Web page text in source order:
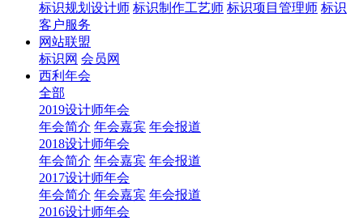
标识规划设计师 标识制作工艺师 标识项目管理师 标识
客户服务
网站联盟
标识网 会员网
西利年会
全部
2019设计师年会
年会简介 年会嘉宾 年会报道
2018设计师年会
年会简介 年会嘉宾 年会报道
2017设计师年会
年会简介 年会嘉宾 年会报道
2016设计师年会